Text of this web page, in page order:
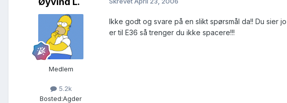
Medlem
5.2k
Bosted:Agder
Ikke godt og svare på en slikt spørsmål da!! Du sier
er til E36 så trenger du ikke spacere!!!